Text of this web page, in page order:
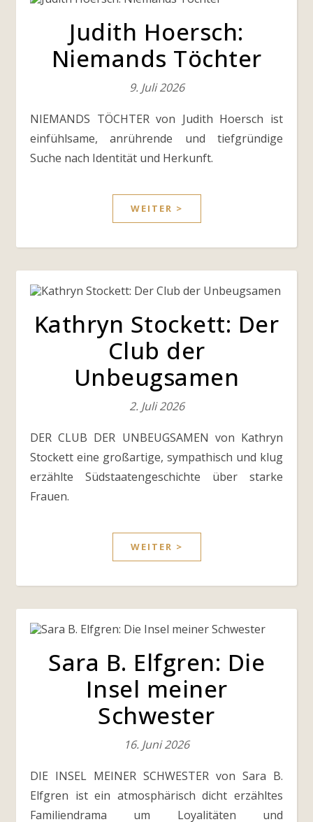
Judith Hoersch:
Niemands Töchter
9. Juli 2026
NIEMANDS TÖCHTER von Judith Hoersch ist
einfühlsame, anrührende und tiefgründige
Suche nach Identität und Herkunft.
WEITER >
Kathryn Stockett: Der
Club der
Unbeugsamen
2. Juli 2026
DER CLUB DER UNBEUGSAMEN von Kathryn
Stockett eine großartige, sympathisch und klug
erzählte Südstaatengeschichte über starke
Frauen.
WEITER >
Sara B. Elfgren: Die
Insel meiner
Schwester
16. Juni 2026
DIE INSEL MEINER SCHWESTER von Sara B.
Elfgren ist ein atmosphärisch dicht erzähltes
Familiendrama um Loyalitäten und